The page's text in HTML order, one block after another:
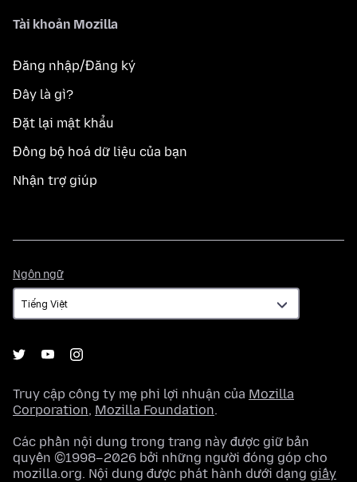
Tài khoản Mozilla
Đăng nhập/Đăng ký
Đây là gì?
Đặt lại mật khẩu
Đồng bộ hoá dữ liệu của bạn
Nhận trợ giúp
Ngôn ngữ
ngữ
Truy cập công ty mẹ phi lợi nhuận của Mozilla
Corporation, Mozilla Foundation.
Các phần nội dung trong trang này được giữ bản
quyền ©1998–2026 bởi những người đóng góp cho
mozilla.org. Nội dung được phát hành dưới dạng giấy